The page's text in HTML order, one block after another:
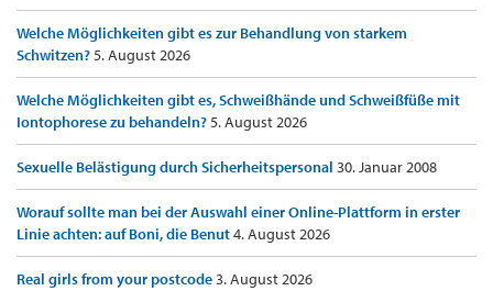
Welche Möglichkeiten gibt es zur Behandlung von starkem
Schwitzen?5. August 2026
Welche Möglichkeiten gibt es, Schweißhände und Schweißfüße mit
Iontophorese zu behandeln?5. August 2026
Sexuelle Belästigung durch Sicherheitspersonal 30. Januar 2008
Worauf sollte man bei der Auswahl einer Online-Plattform in erster
Linie achten: auf Boni, die Benut4. August 2026
Real girls from your postcode3. August 2026